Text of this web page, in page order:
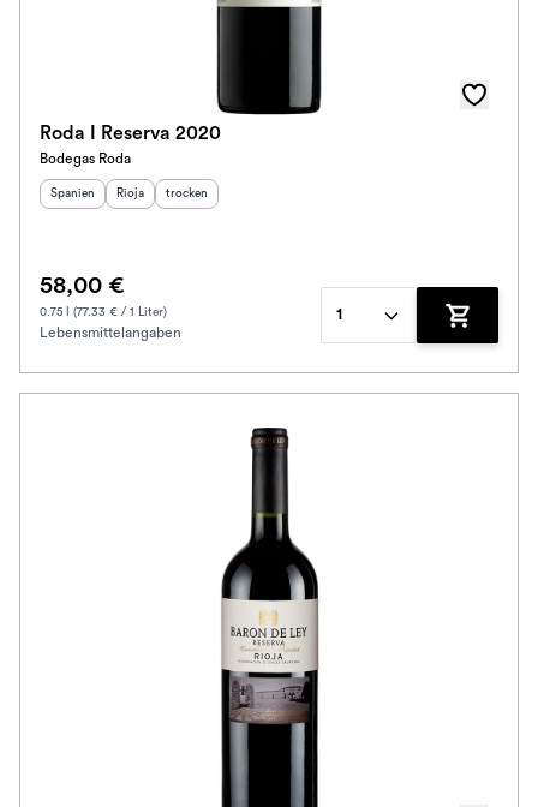
Roda I Reserva 2020
Bodegas Roda
Herkunftsland:
Spanien Herkunftsregion:
Rioja Geschmack
trocken
58,00 €
0.75 l (77.33 € / 1 Liter)
Lebensmittelangaben
1
Zum